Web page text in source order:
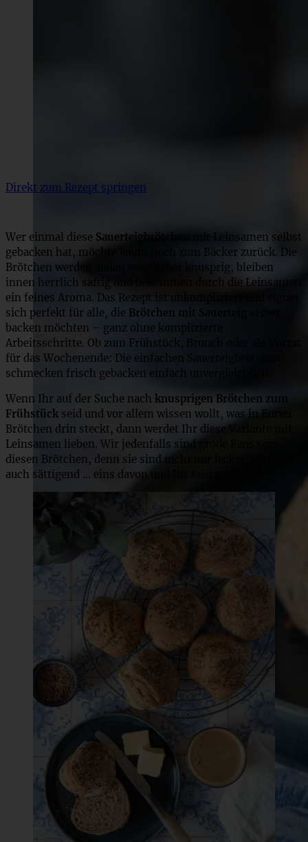
Direkt zum Rezept springen
Wer einmal diese Sauerteigbrötchen
mit Leinsamen selbst
gebacken hat, möchte kaum noch zum Bäcker zurück. Die
Brötchen werden außen wunderbar knusprig, bleiben
innen herrlich saftig und bekommen durch die Leinsamen
ein feines Aroma. Das Rezept ist unkompliziert und eignet
sich perfekt für alle, die Brötchen mit Sauerteig
backen möchten – ganz ohne komplizierte
Arbeitsschritte. Ob zum Frühstück, Brunch oder als Vorrat
für das Wochenende: Die einfachen Sauerteigbrötchen
schmecken frisch gebacken einfach unvergleichlich.
Wenn Ihr auf der Suche nach knusprigen Brötchen zum
Frühstück seid und vor allem wissen wollt, was in Euren
Brötchen drin steckt, dann werdet Ihr diese Variante mit
Leinsamen lieben. Wir jedenfalls sind große Fans von
diesen Brötchen, denn sie sind nicht nur lecker, sondern
auch sättigend … eins davon und Ihr seid pappsatt!